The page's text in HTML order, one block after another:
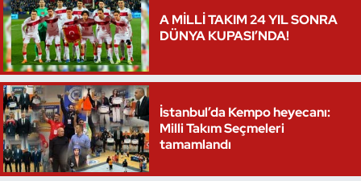
A MİLLİ TAKIM 24 YIL SONRA
DÜNYA KUPASI’NDA!
İstanbul’da Kempo heyecanı:
Milli Takım Seçmeleri
tamamlandı